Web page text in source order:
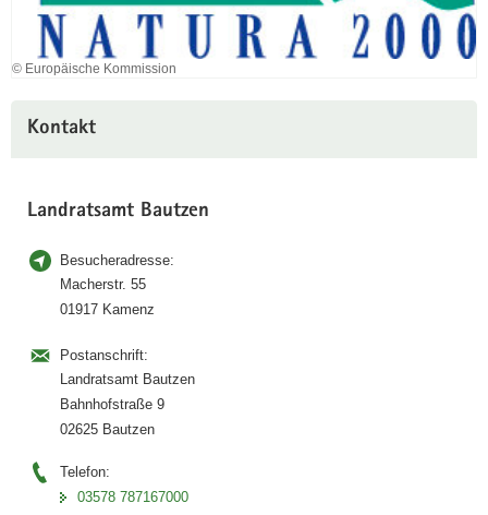
© Europäische Kommission
Kontakt
Landratsamt Bautzen
Besucheradresse:
Macherstr. 55
01917 Kamenz
Postanschrift:
Landratsamt Bautzen
Bahnhofstraße 9
02625 Bautzen
Telefon:
03578 787167000